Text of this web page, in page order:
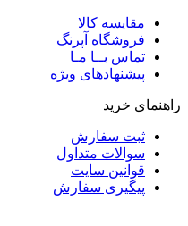
مقایسه کالا
فروشگاه آپرنگ
تماس بــا مـا
پیشنهادهای ویژه
راهنمای خرید
ثبت سفارش
سوالات متداول
قوانین سایت
پیگیری سفارش